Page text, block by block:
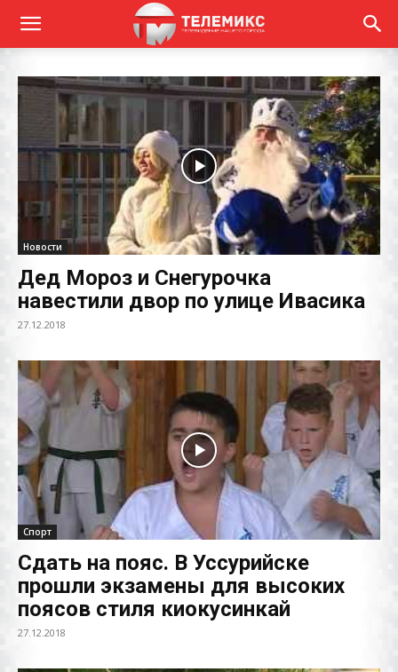
Новости
Дед Мороз и Снегурочка
навестили двор по улице Ивасика
27.12.2018
Спорт
Сдать на пояс. В Уссурийске
прошли экзамены для высоких
поясов стиля киокусинкай
27.12.2018